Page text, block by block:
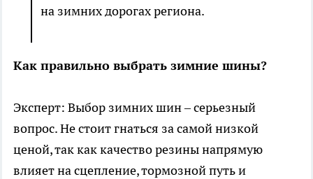
на зимних дорогах региона.
Как правильно выбрать зимние шины?
Эксперт: Выбор зимних шин – серьезный
вопрос. Не стоит гнаться за самой низкой
ценой, так как качество резины напрямую
влияет на сцепление, тормозной путь и